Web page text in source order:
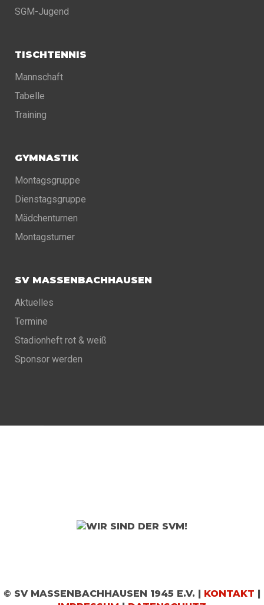
SGM-Jugend
TISCHTENNIS
Mannschaft
Tabelle
Training
GYMNASTIK
Montagsgruppe
Dienstagsgruppe
Mädchenturnen
Montagsturner
SV MASSENBACHHAUSEN
Aktuelles
Termine
Stadionheft rot & weiß
Sponsor werden
© SV MASSENBACHHAUSEN 1945 E.V. | KONTAKT |